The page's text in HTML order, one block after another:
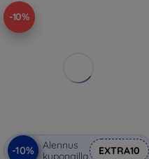
-10%
-10%
Alennus
kupongilla
EXTRA10